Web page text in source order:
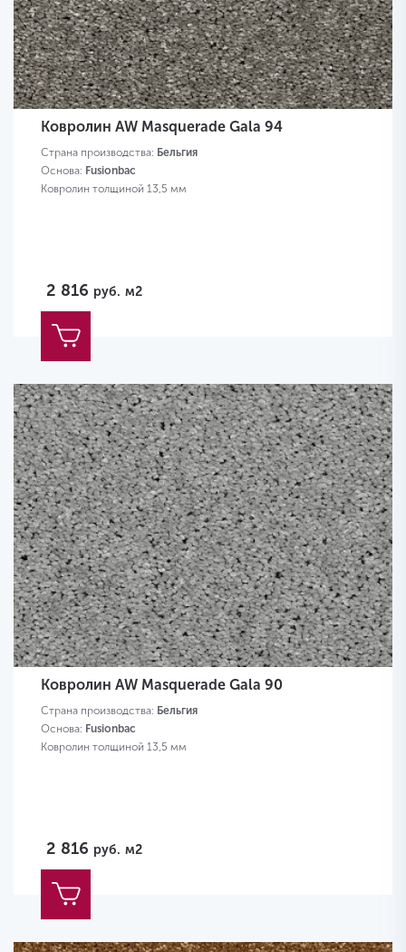
Ковролин AW Masquerade Gala 94
Страна производства: Бельгия
Основа: Fusionbac
Ковролин толщиной 13,5 мм
2 816 руб. м2
Ковролин AW Masquerade Gala 90
Страна производства: Бельгия
Основа: Fusionbac
Ковролин толщиной 13,5 мм
2 816 руб. м2